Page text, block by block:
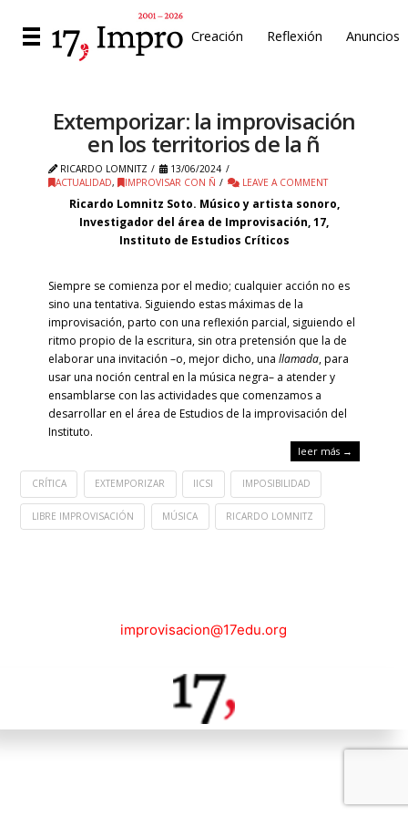
Creación Reflexión Anuncios
Extemporizar: la improvisación
en los territorios de la ñ
RICARDO LOMNITZ
13/06/2024
ACTUALIDAD, IMPROVISAR CON Ñ LEAVE A COMMENT
Ricardo Lomnitz Soto. Músico y artista sonoro,
Investigador del área de Improvisación, 17,
Instituto de Estudios Críticos
Siempre se comienza por el medio; cualquier acción no es
sino una tentativa. Siguiendo estas máximas de la
improvisación, parto con una reflexión parcial, siguiendo el
ritmo propio de la escritura, sin otra pretensión que la de
elaborar una invitación –o, mejor dicho, una llamada, para
usar una noción central en la música negra– a atender y
ensamblarse con las actividades que comenzamos a
desarrollar en el área de Estudios de la improvisación del
Instituto.
leer más →
CRÍTICA EXTEMPORIZAR IICSI IMPOSIBILIDAD
LIBRE IMPROVISACIÓN MÚSICA RICARDO LOMNITZ
improvisacion@17edu.org